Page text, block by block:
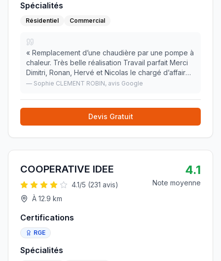
Spécialités
Résidentiel Commercial
« Remplacement d’une chaudière par une pompe à
chaleur. Très belle réalisation Travail parfait Merci
Dimitri, Ronan, Hervé et Nicolas le chargé d’affaires
»
— Sophie CLEMENT ROBIN, avis Google
Devis Gratuit
COOPERATIVE IDEE
4.1/5 (231 avis)
À 12.9 km
4.1
Note moyenne
Certifications
RGE
Spécialités